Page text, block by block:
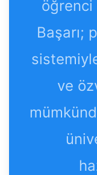
öğrenci
Başarı;
ve